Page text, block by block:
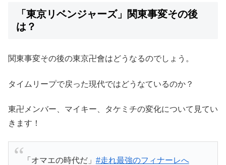
「東京リベンジャーズ」関東事変その後
は？
関東事変その後の東京卍會はどうなるのでしょう。
タイムリープで戻った現代ではどうなているのか？
東卍メンバー、マイキー、タケミチの変化について見てい
きます！
「オマエの時代だ」 #走れ最強のフィナーレへ